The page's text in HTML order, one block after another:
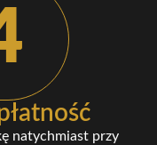
natychmiast przy